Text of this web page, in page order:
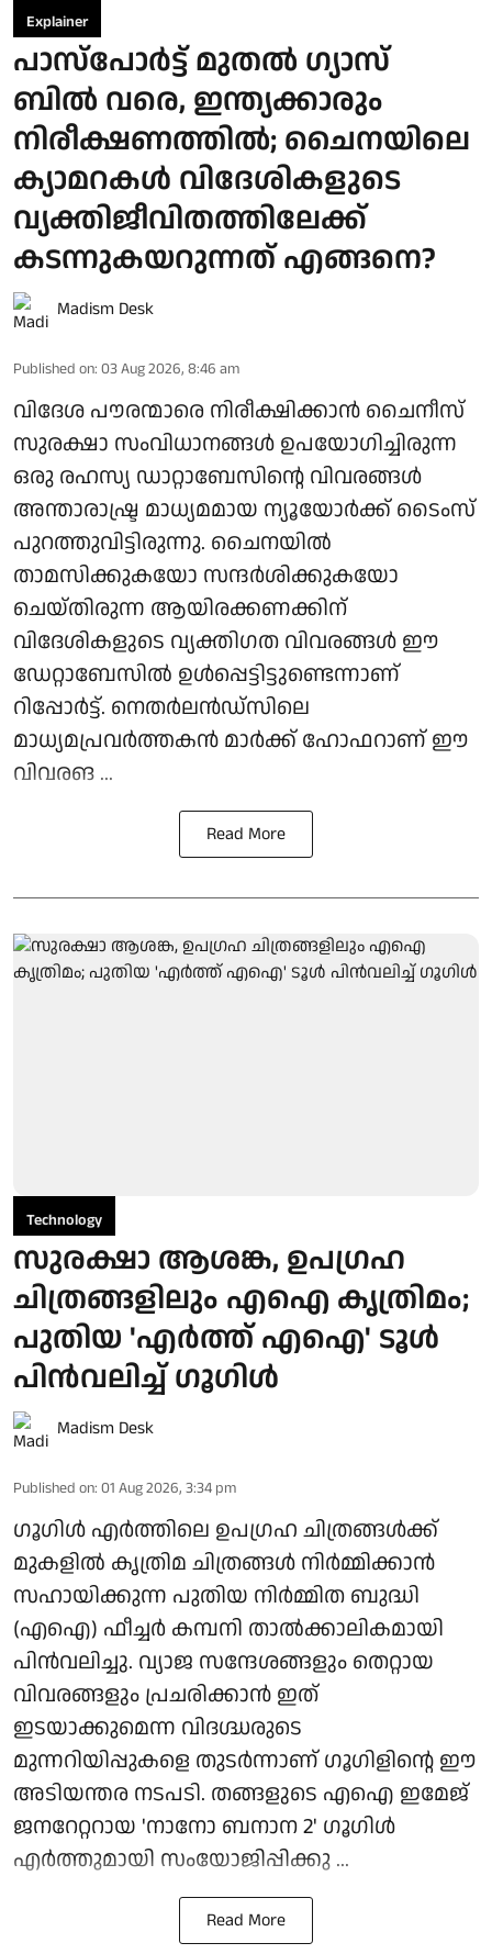
Explainer
പാസ്പോര്‍ട്ട് മുതല്‍ ഗ്യാസ്
ബില്‍ വരെ, ഇന്ത്യക്കാരും
നിരീക്ഷണത്തില്‍; ചൈനയിലെ
ക്യാമറകള്‍ വിദേശികളുടെ
വ്യക്തിജീവിതത്തിലേക്ക്
കടന്നുകയറുന്നത് എങ്ങനെ?
Madism Desk
Published on: 03 Aug 2026, 8:46 am
വിദേശ പൗരന്മാരെ നിരീക്ഷിക്കാന്‍ ചൈനീസ്
സുരക്ഷാ സംവിധാനങ്ങള്‍ ഉപയോഗിച്ചിരുന്ന
ഒരു രഹസ്യ ഡാറ്റാബേസിന്റെ വിവരങ്ങള്‍
അന്താരാഷ്ട്ര മാധ്യമമായ ന്യൂയോര്‍ക്ക് ടൈംസ്
പുറത്തുവിട്ടിരുന്നു. ചൈനയില്‍
താമസിക്കുകയോ സന്ദര്‍ശിക്കുകയോ
ചെയ്തിരുന്ന ആയിരക്കണക്കിന്
വിദേശികളുടെ വ്യക്തിഗത വിവരങ്ങള്‍ ഈ
ഡേറ്റാബേസില്‍ ഉള്‍പ്പെട്ടിട്ടുണ്ടെന്നാണ്
റിപ്പോര്‍ട്ട്. നെതര്‍ലന്‍ഡ്സിലെ
മാധ്യമപ്രവര്‍ത്തകന്‍ മാര്‍ക്ക് ഹോഫറാണ് ഈ
വിവരങ ...
Read More
Technology
സുരക്ഷാ ആശങ്ക, ഉപഗ്രഹ
ചിത്രങ്ങളിലും എഐ കൃത്രിമം;
പുതിയ 'എര്‍ത്ത് എഐ' ടൂള്‍
പിന്‍വലിച്ച് ഗൂഗിള്‍
Madism Desk
Published on: 01 Aug 2026, 3:34 pm
ഗൂഗിള്‍ എര്‍ത്തിലെ ഉപഗ്രഹ ചിത്രങ്ങള്‍ക്ക്
മുകളില്‍ കൃത്രിമ ചിത്രങ്ങള്‍ നിര്‍മ്മിക്കാന്‍
സഹായിക്കുന്ന പുതിയ നിര്‍മ്മിത ബുദ്ധി
(എഐ) ഫീച്ചര്‍ കമ്പനി താല്‍ക്കാലികമായി
പിന്‍വലിച്ചു. വ്യാജ സന്ദേശങ്ങളും തെറ്റായ
വിവരങ്ങളും പ്രചരിക്കാന്‍ ഇത്
ഇടയാക്കുമെന്ന വിദഗ്ദ്ധരുടെ
മുന്നറിയിപ്പുകളെ തുടര്‍ന്നാണ് ഗൂഗിളിന്റെ ഈ
അടിയന്തര നടപടി. തങ്ങളുടെ എഐ ഇമേജ്
ജനറേറ്ററായ 'നാനോ ബനാന 2' ഗൂഗിള്‍
എര്‍ത്തുമായി സംയോജിപ്പിക്കു ...
Read More